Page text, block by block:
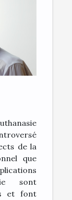
de la
que
sont
et font